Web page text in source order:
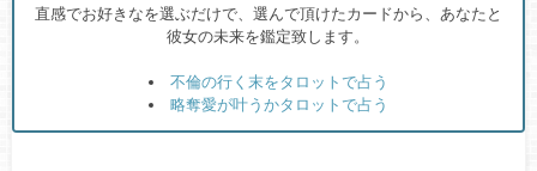
直感でお好きなを選ぶだけで、選んで頂けたカードから、あなたと
彼女の未来を鑑定致します。
不倫の行く末をタロットで占う
略奪愛が叶うかタロットで占う